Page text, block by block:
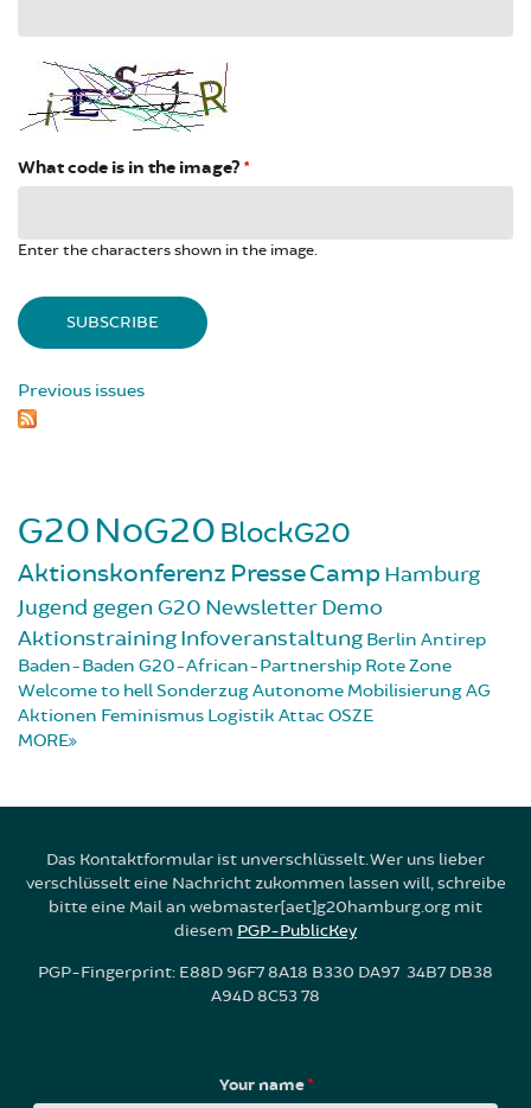
What code is in the image? *
Enter the characters shown in the image.
Previous issues
G20NoG20 BlockG20
Aktionskonferenz PresseCampHamburg
Jugend gegen G20 NewsletterDemo
AktionstrainingInfoveranstaltung Berlin Antirep
Baden-Baden G20-African-Partnership Rote Zone
Welcome to hellSonderzugAutonome MobilisierungAG
Aktionen Feminismus Logistik Attac OSZE
MORE
Das Kontaktformular ist unverschlüsselt. Wer uns lieber
verschlüsselt eine Nachricht zukommen lassen will, schreibe
bitte eine Mail an webmaster[aet]g20hamburg.org mit
diesem PGP-PublicKey
PGP-Fingerprint: E88D 96F7 8A18 B330 DA97 34B7 DB38
A94D 8C53 78
Your name*